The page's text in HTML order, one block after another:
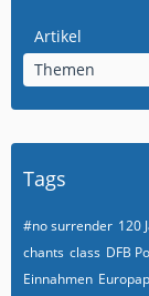
Artikel
Themen
Tags
#no surrender 120
chants class DFB
Einnahmen